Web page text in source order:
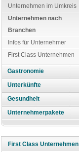
Unternehmen im Umkreis
Unternehmen nach
Branchen
Infos für Unternehmer
First Class Unternehmen
Gastronomie
Unterkünfte
Gesundheit
Unternehmerpakete
First Class Unternehmen